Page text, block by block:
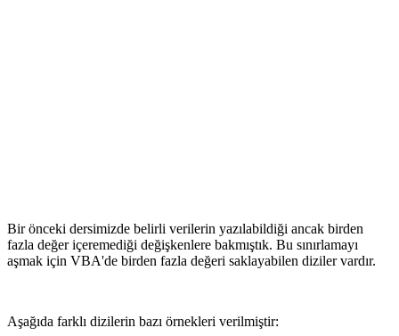
Bir önceki dersimizde belirli verilerin yazılabildiği ancak birden
fazla değer içeremediği değişkenlere bakmıştık. Bu sınırlamayı
aşmak için VBA'de birden fazla değeri saklayabilen diziler vardır.
Aşağıda farklı dizilerin bazı örnekleri verilmiştir: